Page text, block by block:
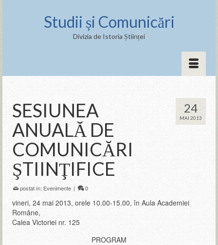
Studii și Comunicări
Divizia de Istoria Științei
24
MAI 2013
SESIUNEA
ANUALĂ DE
COMUNICĂRI
ŞTIINŢIFICE
postat în: Evenimente | 0
vineri, 24 mai 2013, orele 10.00-15.00, în Aula Academiei
Române,
Calea Victoriei nr. 125
PROGRAM